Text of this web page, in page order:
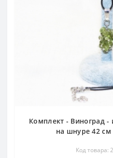
Комплект - Виноград -
на шнуре 42 см
Код товара: